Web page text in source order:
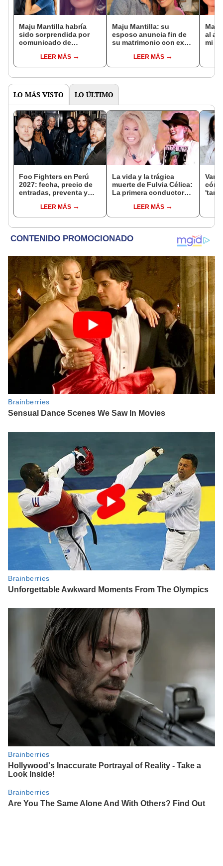
Maju Mantilla habría
sido sorprendida por
comunicado de
anunciando su
separación, según Pati
LEER MÁS
Maju Mantilla: su
esposo anuncia fin de
su matrimonio con ex
LEER MÁS
al
mi
LO MÁS VISTO LO ÚLTIMO
Foo Fighters en Perú
2027: fecha, precio de
entradas, preventa y
concierto de la banda
en el Estadio San
LEER MÁS
La vida y la trágica
muerte de Fulvia Célica:
La primera conductora
LEER MÁS